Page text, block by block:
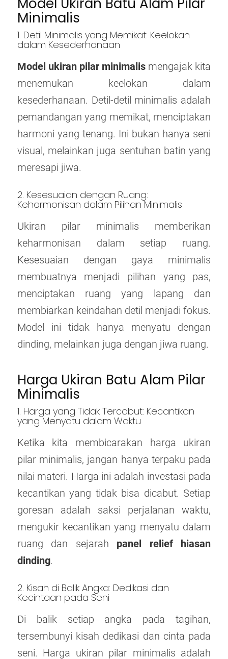
Model Ukiran Batu Alam Pilar
Minimalis
1. Detil Minimalis yang Memikat: Keelokan
dalam Kesederhanaan
Model ukiran pilar minimalis mengajak kita
menemukan keelokan dalam
kesederhanaan. Detil-detil minimalis adalah
pemandangan yang memikat, menciptakan
harmoni yang tenang. Ini bukan hanya seni
visual, melainkan juga sentuhan batin yang
meresapi jiwa.
2. Kesesuaian dengan Ruang:
Keharmonisan dalam Pilihan Minimalis
Ukiran pilar minimalis memberikan
keharmonisan dalam setiap ruang.
Kesesuaian dengan gaya minimalis
membuatnya menjadi pilihan yang pas,
menciptakan ruang yang lapang dan
membiarkan keindahan detil menjadi fokus.
Model ini tidak hanya menyatu dengan
dinding, melainkan juga dengan jiwa ruang.
Harga Ukiran Batu Alam Pilar
Minimalis
1. Harga yang Tidak Tercabut: Kecantikan
yang Menyatu dalam Waktu
Ketika kita membicarakan harga ukiran
pilar minimalis, jangan hanya terpaku pada
nilai materi. Harga ini adalah investasi pada
kecantikan yang tidak bisa dicabut. Setiap
goresan adalah saksi perjalanan waktu,
mengukir kecantikan yang menyatu dalam
ruang dan sejarah panel relief hiasan
dinding.
2. Kisah di Balik Angka: Dedikasi dan
Kecintaan pada Seni
Di balik setiap angka pada tagihan,
tersembunyi kisah dedikasi dan cinta pada
seni. Harga ukiran pilar minimalis adalah